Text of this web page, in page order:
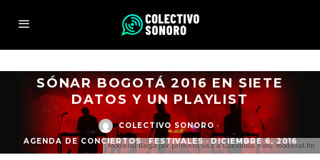
Moderal llega por primera vez a Colombia. Foto: moderat.fm
SÓNAR BOGOTÁ 2016 EN SIETE
DATOS Y UN PLAYLIST
COLECTIVO SONORO ·
AGENDA DE CONCIERTOS
FESTIVALES · DICIEMBRE 6, 2016